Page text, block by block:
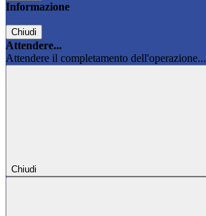
Informazione
Chiudi
Attendere...
Attendere il completamento dell'operazione...
Chiudi